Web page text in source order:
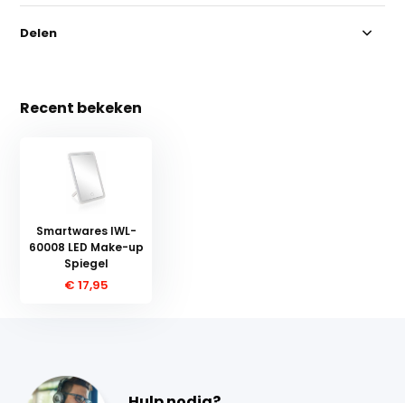
Delen
Recent bekeken
Smartwares IWL-
60008 LED Make-up
Spiegel
€ 17,95